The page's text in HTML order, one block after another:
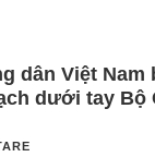
dân Việt Nam
dưới tay Bộ